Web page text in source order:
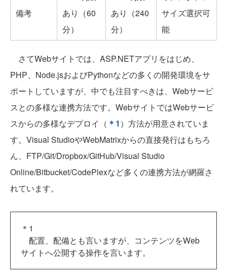
備考
あり（60
分）
あり（240
分）
サイズ選択可
能
さてWebサイトでは、ASP.NETアプリをはじめ、
PHP、Node.jsおよびPythonなどの多くの開発環境をサ
ポートしていますが、中でも注目すべきは、Webサービ
スとの多様な連携方法です。WebサイトではWebサービ
スからの多様なデプロイ（ ＊1 ）方法が用意されていま
す。Visual StudioやWebMatrixからの直接発行はもちろ
ん、FTP/Git/Dropbox/GitHub/Visual Studio
Online/Bitbucket/CodePlexなど多くの連携方法が網羅さ
れています。
＊1
配置、配備とも言いますが、コンテンツをWeb
サイトへ公開する操作を言います。